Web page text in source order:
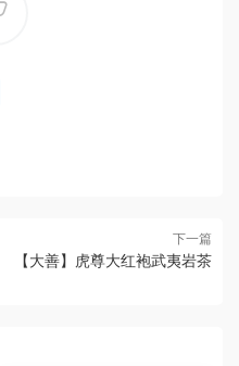
下一篇
【大善】虎尊大红袍武夷岩茶